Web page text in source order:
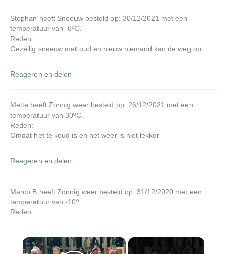
Stephan heeft Sneeuw besteld op: 30/12/2021 met een
temperatuur van -6ºC.
Reden:
Gezellig sneeuw met oud en nieuw niemand kan de weg op
Reageren en delen
Mette heeft Zonnig weer besteld op: 26/12/2021 met een
temperatuur van 30ºC.
Reden:
Omdat het te koud is en het weer is niet lekker
Reageren en delen
Marco B heeft Zonnig weer besteld op: 31/12/2020 met een
temperatuur van -10º.
Reden:
×